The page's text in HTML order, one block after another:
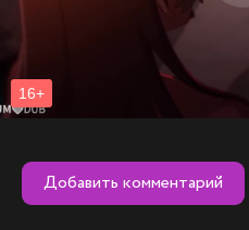
Добавить комментарий